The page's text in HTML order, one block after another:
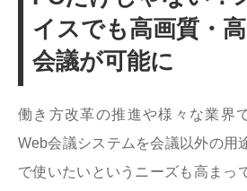
イスでも高画質・
会議が可能に
働き方改革の推進や様々な業界
Web会議システムを会議以外の用
で使いたいというニーズも高まっ